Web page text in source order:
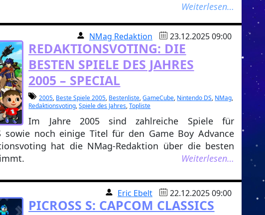
Weiterlesen…
NMag Redaktion 23.12.2025 09:00
REDAKTIONSVOTING: DIE
BESTEN SPIELE DES JAHRES
2005 – SPECIAL
2005, Beste Spiele 2005, Bestenliste,GameCube, Nintendo DS, NMag,
Redaktionsvoting,Spiele des Jahres,Topliste
Im Jahre 2005 sind zahlreiche Spiele für
sowie noch einige Titel für den Game Boy Advance
hat die NMag-Redaktion über die besten
Weiterlesen…
Eric Ebelt 22.12.2025 09:00
PICROSS S: CAPCOM CLASSICS